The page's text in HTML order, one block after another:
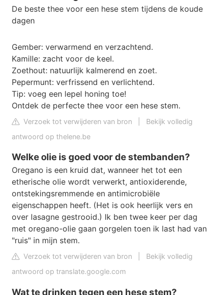
De beste thee voor een hese stem tijdens de koude
dagen
Gember: verwarmend en verzachtend.
Kamille: zacht voor de keel.
Zoethout: natuurlijk kalmerend en zoet.
Pepermunt: verfrissend en verlichtend.
Tip: voeg een lepel honing toe!
Ontdek de perfecte thee voor een hese stem.
Verzoek tot verwijderen van bron
Bekijk volledig
antwoord op thelene.be
Welke olie is goed voor de stembanden?
Oregano is een kruid dat, wanneer het tot een
etherische olie wordt verwerkt, antioxiderende,
ontstekingsremmende en antimicrobiële
eigenschappen heeft. (Het is ook heerlijk vers en
over lasagne gestrooid.) Ik ben twee keer per dag
met oregano-olie gaan gorgelen toen ik last had van
"ruis" in mijn stem.
Verzoek tot verwijderen van bron
Bekijk volledig
antwoord op translate.google.com
Wat te drinken tegen een hese stem?